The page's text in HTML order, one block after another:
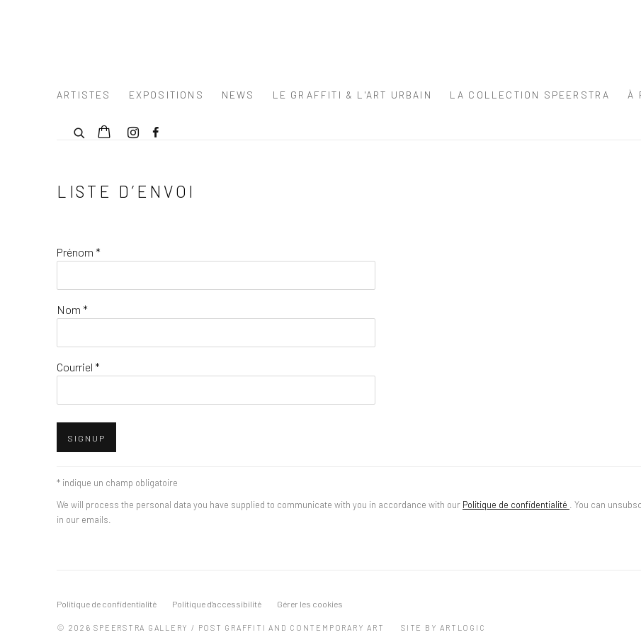
ARTISTES EXPOSITIONS NEWS LE GRAFFITI & L'ART URBAIN LA COLLECTION SPEERSTRA À
LISTE D’ENVOI
Prénom *
Nom *
Courriel *
SIGNUP
* indique un champ obligatoire
We will process the personal data you have supplied to communicate with you in accordance with our Politique de confidentialité . You can
in our emails.
Politique de confidentialité Politique d'accessibilité Gérer les cookies
© 2026 SPEERSTRA GALLERY / POST GRAFFITI AND CONTEMPORARY ART SITE BY ARTLOGIC